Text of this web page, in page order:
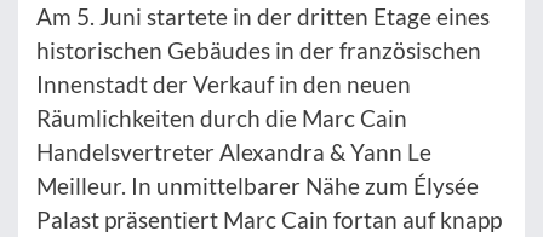
Am 5. Juni startete in der dritten Etage eines
historischen Gebäudes in der französischen
Innenstadt der Verkauf in den neuen
Räumlichkeiten durch die Marc Cain
Handelsvertreter Alexandra & Yann Le
Meilleur. In unmittelbarer Nähe zum Élysée
Palast präsentiert Marc Cain fortan auf knapp